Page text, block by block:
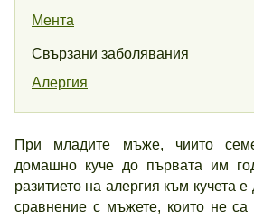
Мента
Свързани заболявания
Алергия
При младите мъже, чиито
домашно куче до първата им
разитието на алергия към кучета
сравнение с мъжете, които не